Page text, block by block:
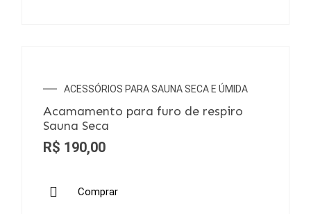
ACESSÓRIOS PARA SAUNA SECA E ÚMIDA
Acamamento para furo de respiro
Sauna Seca
R$ 190,00
Comprar